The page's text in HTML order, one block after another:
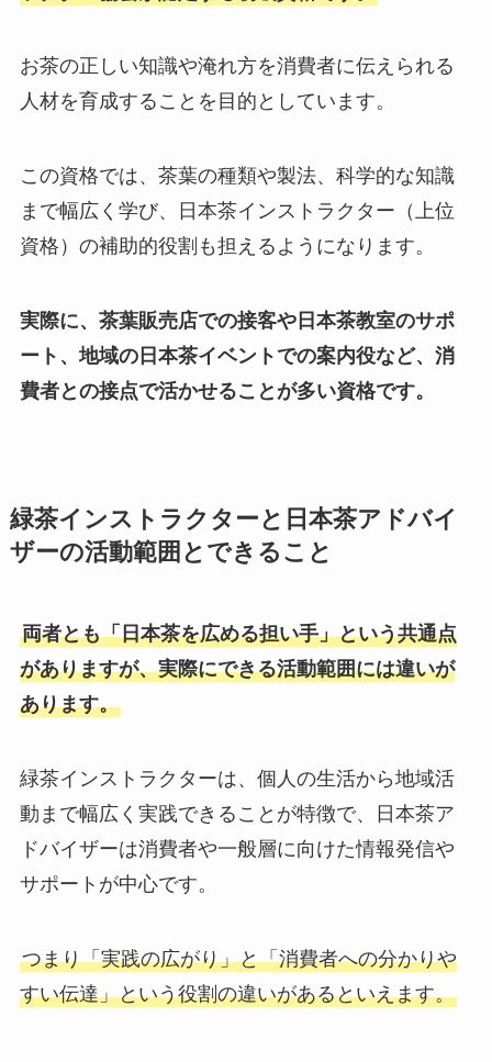
お茶の正しい知識や淹れ方を消費者に伝えられる
人材を育成することを目的としています。
この資格では、茶葉の種類や製法、科学的な知識
まで幅広く学び、日本茶インストラクター（上位
資格）の補助的役割も担えるようになります。
実際に、茶葉販売店での接客や日本茶教室のサポ
ート、地域の日本茶イベントでの案内役など、消
費者との接点で活かせることが多い資格です。
緑茶インストラクターと日本茶アドバイ
ザーの活動範囲とできること
両者とも「日本茶を広める担い手」という共通点
がありますが、実際にできる活動範囲には違いが
あります。
緑茶インストラクターは、個人の生活から地域活
動まで幅広く実践できることが特徴で、日本茶ア
ドバイザーは消費者や一般層に向けた情報発信や
サポートが中心です。
つまり「実践の広がり」と「消費者への分かりや
すい伝達」という役割の違いがあるといえます。